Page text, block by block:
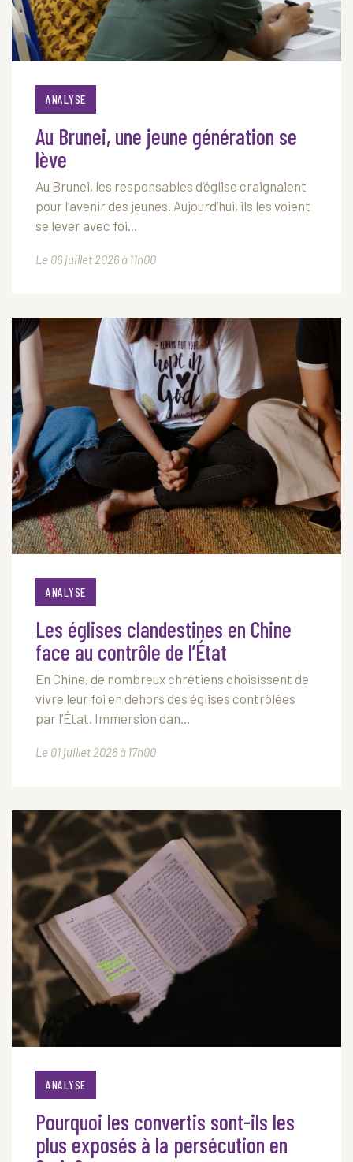
ANALYSE
Au Brunei, une jeune génération se
lève
Au Brunei, les responsables d’église craignaient
pour l’avenir des jeunes. Aujourd’hui, ils les voient
se lever avec foi...
Le 06 juillet 2026 à 11h00
ANALYSE
Les églises clandestines en Chine
face au contrôle de l’État
En Chine, de nombreux chrétiens choisissent de
vivre leur foi en dehors des églises contrôlées
par l’État. Immersion dan...
Le 01 juillet 2026 à 17h00
ANALYSE
Pourquoi les convertis sont-ils les
plus exposés à la persécution en